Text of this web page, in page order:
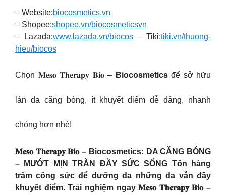
– Website:biocosmetics.vn
– Shopee:shopee.vn/biocosmeticsvn
– Lazada:www.lazada.vn/biocos– Tiki:tiki.vn/thuong-
hieu/biocos
Chọn 𝐌𝐞𝐬𝐨 𝐓𝐡𝐞𝐫𝐚𝐩𝐲 𝐁𝐢𝐨 – Biocosmetics để sở hữu
làn da căng bóng, ít khuyết điểm dễ dàng, nhanh
chóng hơn nhé!
𝐌𝐞𝐬𝐨 𝐓𝐡𝐞𝐫𝐚𝐩𝐲 𝐁𝐢𝐨 – Biocosmetics: DA CĂNG BÓNG
– MƯỚT MỊN TRÀN ĐẦY SỨC SỐNG Tốn hàng
trăm công sức để dưỡng da những da vẫn đầy
khuyết điểm. Trải nghiệm ngay 𝐌𝐞𝐬𝐨 𝐓𝐡𝐞𝐫𝐚𝐩𝐲 𝐁𝐢𝐨 –